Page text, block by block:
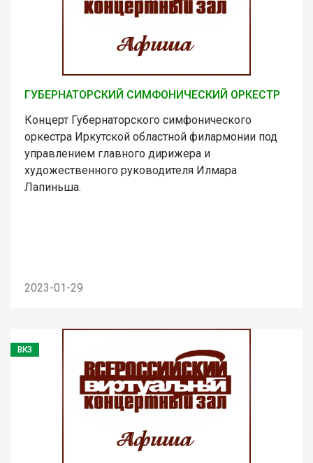
ГУБЕРНАТОРСКИЙ СИМФОНИЧЕСКИЙ ОРКЕСТР
Концерт Губернаторского симфонического
оркестра Иркутской областной филармонии под
управлением главного дирижера и
художественного руководителя Илмара
Лапиньша.
2023-01-29
ВКЗ